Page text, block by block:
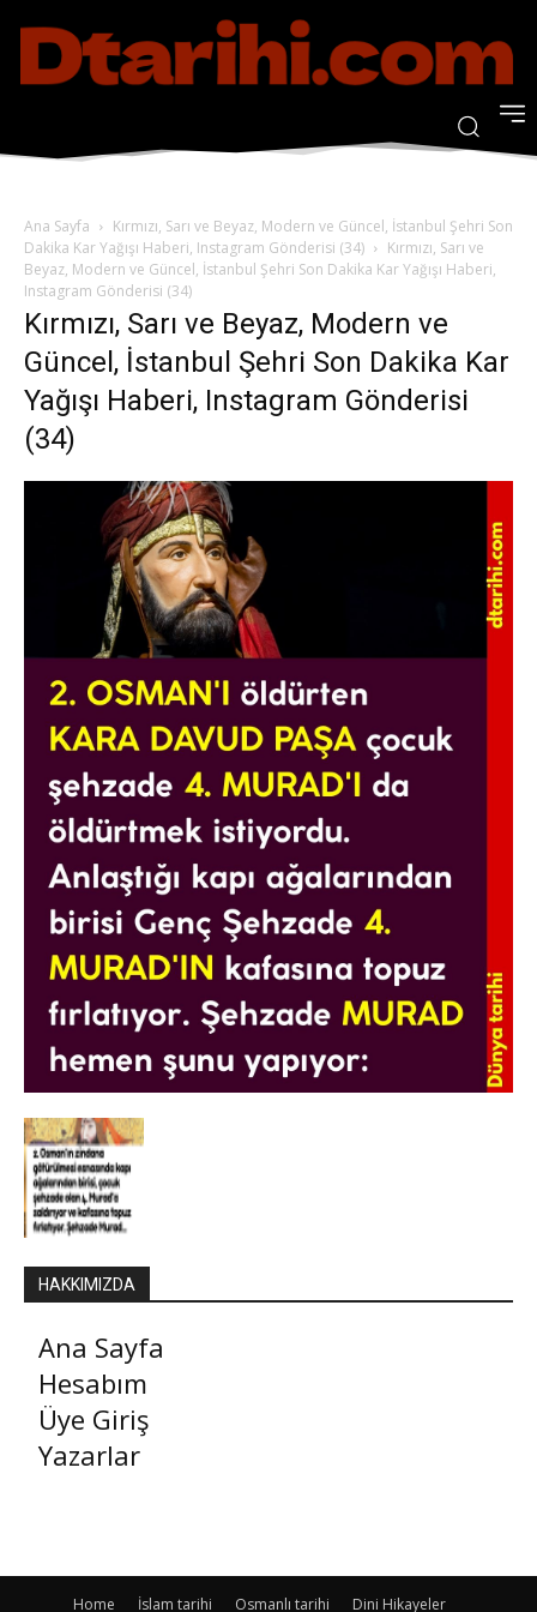
Ana Sayfa
Kırmızı, Sarı ve Beyaz, Modern ve Güncel, İstanbul Şehri Son
Dakika Kar Yağışı Haberi, Instagram Gönderisi (34)
Kırmızı, Sarı ve
Beyaz, Modern ve Güncel, İstanbul Şehri Son Dakika Kar Yağışı Haberi,
Instagram Gönderisi (34)
Kırmızı, Sarı ve Beyaz, Modern ve
Güncel, İstanbul Şehri Son Dakika Kar
Yağışı Haberi, Instagram Gönderisi
(34)
HAKKIMIZDA
Ana Sayfa
Hesabım
Üye Giriş
Yazarlar
Home İslam tarihi Osmanlı tarihi Dini Hikayeler